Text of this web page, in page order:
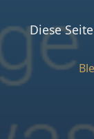
Diese